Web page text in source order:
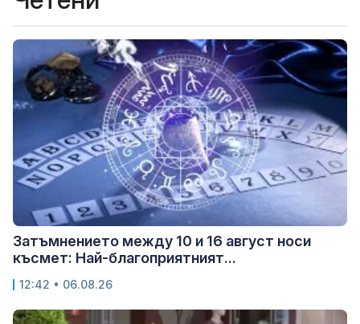
Затъмнението между 10 и 16 август носи
късмет: Най-благоприятният...
12:42 • 06.08.26